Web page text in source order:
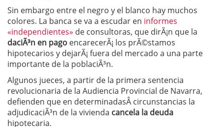
Sin embargo entre el negro y el blanco hay muchos
colores. La banca se va a escudar en informes
«independientes» de consultoras, que dirÃ¡n que la
daciÃ³n en pago encarecerÃ¡ los prÃ©stamos
hipotecarios y dejarÃ¡ fuera del mercado a una parte
importante de la poblaciÃ³n.
Algunos jueces, a partir de la primera sentencia
revolucionaria de la Audiencia Provincial de Navarra,
defienden que en determinadasÂ circunstancias la
adjudicaciÃ³n de la vivienda cancela la deuda
hipotecaria.